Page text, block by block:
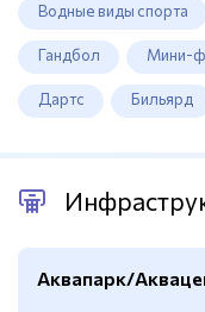
Водные виды спорта
Гандбол Мини-
Дартс Бильярд
Аквапарк/